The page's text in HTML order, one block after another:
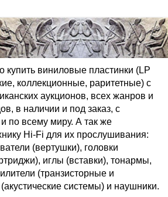
виниловые пластинки (LP
коллекционные, раритетные) с
аукционов, всех жанров и
в наличии и под заказ, с
по всему миру. А так же
Hi-Fi для их прослушивания:
(вертушки), головки
иглы (вставки), тонармы,
(транзисторные и
системы) и наушники.